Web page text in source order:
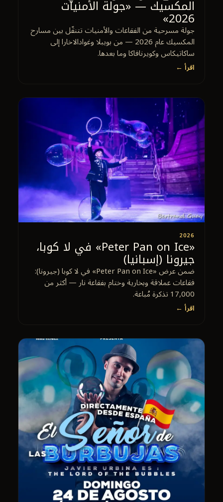
المكسيك — «جولة الأمنيات
2026»
جولة مسرحية من الفقاعات والأمنيات تتنقّل بين مسارح
المكسيك عام 2026 — من بويبلا وغوادالاخارا إلى
ساكاتيكاس وكويرنافاكا وما بعدها.
اقرأ ←
2026
«Peter Pan on Ice» في لا كوبا،
جيرونا (إسبانيا)
ضمن عرض «Peter Pan on Ice» في لا كوبا (جيرونا):
فقاعات عملاقة وبخارية وختام بفقاعة نار — أكثر من
17,000 تذكرة مُباعة.
اقرأ ←